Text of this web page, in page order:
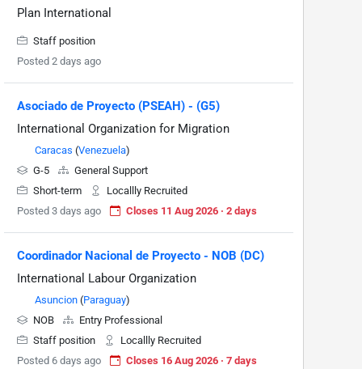
Plan International
Staff position
Posted 2 days ago
Asociado de Proyecto (PSEAH) - (G5)
International Organization for Migration
Caracas (Venezuela)
G-5
General Support
Short-term
Locallly Recruited
Posted 3 days ago
Closes 11 Aug 2026 · 2 days
Coordinador Nacional de Proyecto - NOB (DC)
International Labour Organization
Asuncion (Paraguay)
NOB
Entry Professional
Staff position
Locallly Recruited
Posted 6 days ago
Closes 16 Aug 2026 · 7 days